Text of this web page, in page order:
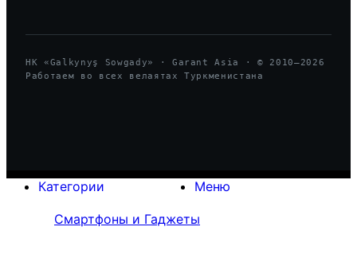
HK «Galkynyş Sowgady» · Garant Asia · © 2010—2026
Работаем во всех велаятах Туркменистана
Меню
Категории
Смартфоны и Гаджеты